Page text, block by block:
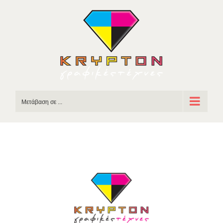
Μετάβαση σε ...